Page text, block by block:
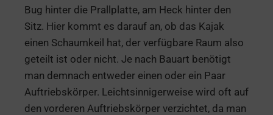
Bug hinter die Prallplatte, am Heck hinter den
Sitz. Hier kommt es darauf an, ob das Kajak
einen Schaumkeil hat, der verfügbare Raum also
geteilt ist oder nicht. Je nach Bauart benötigt
man demnach entweder einen oder ein Paar
Auftriebskörper. Leichtsinnigerweise wird oft auf
den vorderen Auftriebskörper verzichtet, da man